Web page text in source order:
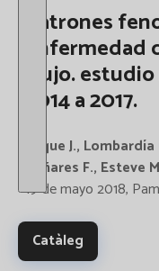
Catàleg
Patrones
flujo.
2014 a 2017.
Luque J.,
Bañares F., Esteve
19 de mayo 2018,